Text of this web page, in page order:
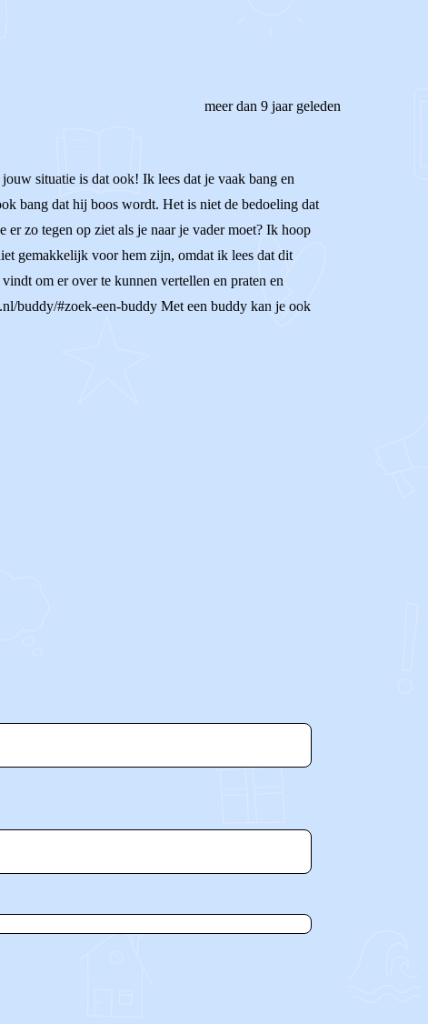
meer dan 9 jaar geleden
situatie is dat ook! Ik lees dat je vaak bang en
bang dat hij boos wordt. Het is niet de bedoeling dat
zo tegen op ziet als je naar je vader moet? Ik hoop
gemakkelijk voor hem zijn, omdat ik lees dat dit
om er over te kunnen vertellen en praten en
buddy/#zoek-een-buddy Met een buddy kan je ook